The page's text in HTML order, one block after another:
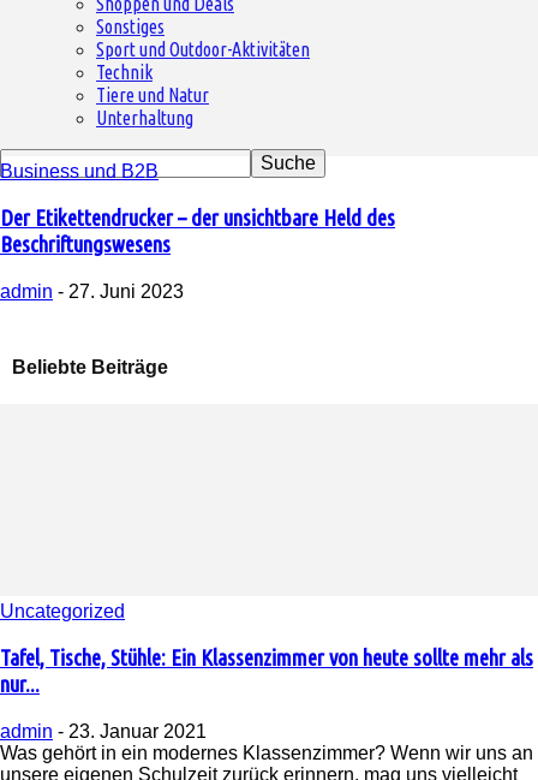
Sonstiges
Sport und Outdoor-Aktivitäten
Technik
Tiere und Natur
Unterhaltung
Business und B2B
Der Etikettendrucker – der unsichtbare Held des
Beschriftungswesens
admin - 27. Juni 2023
Beliebte Beiträge
Uncategorized
Tafel, Tische, Stühle: Ein Klassenzimmer von heute sollte mehr als
nur...
admin - 23. Januar 2021
Was gehört in ein modernes Klassenzimmer? Wenn wir uns an
unsere eigenen Schulzeit zurück erinnern, mag uns vielleicht